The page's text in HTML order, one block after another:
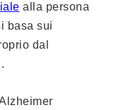
alla persona
basa sui
dal